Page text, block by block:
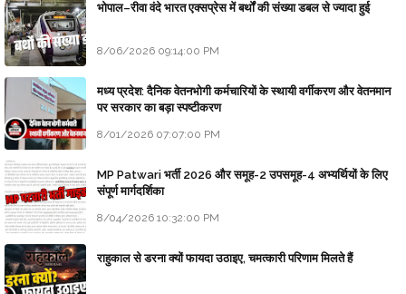
भोपाल–रीवा वंदे भारत एक्सप्रेस में बर्थों की संख्या डबल से ज्यादा हुई
8/06/2026 09:14:00 PM
मध्य प्रदेश: दैनिक वेतनभोगी कर्मचारियों के स्थायी वर्गीकरण और वेतनमान
पर सरकार का बड़ा स्पष्टीकरण
8/01/2026 07:07:00 PM
MP Patwari भर्ती 2026 और समूह-2 उपसमूह-4 अभ्यर्थियों के लिए
संपूर्ण मार्गदर्शिका
8/04/2026 10:32:00 PM
राहुकाल से डरना क्यों फायदा उठाइए, चमत्कारी परिणाम मिलते हैं